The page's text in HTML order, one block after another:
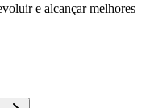
e alcançar melhores